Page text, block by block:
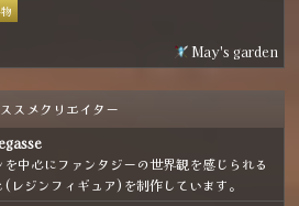
May's garden
スメクリエイター
を中心にファンタジーの世界観を感じられる
(レジンフィギュア)を制作しています。